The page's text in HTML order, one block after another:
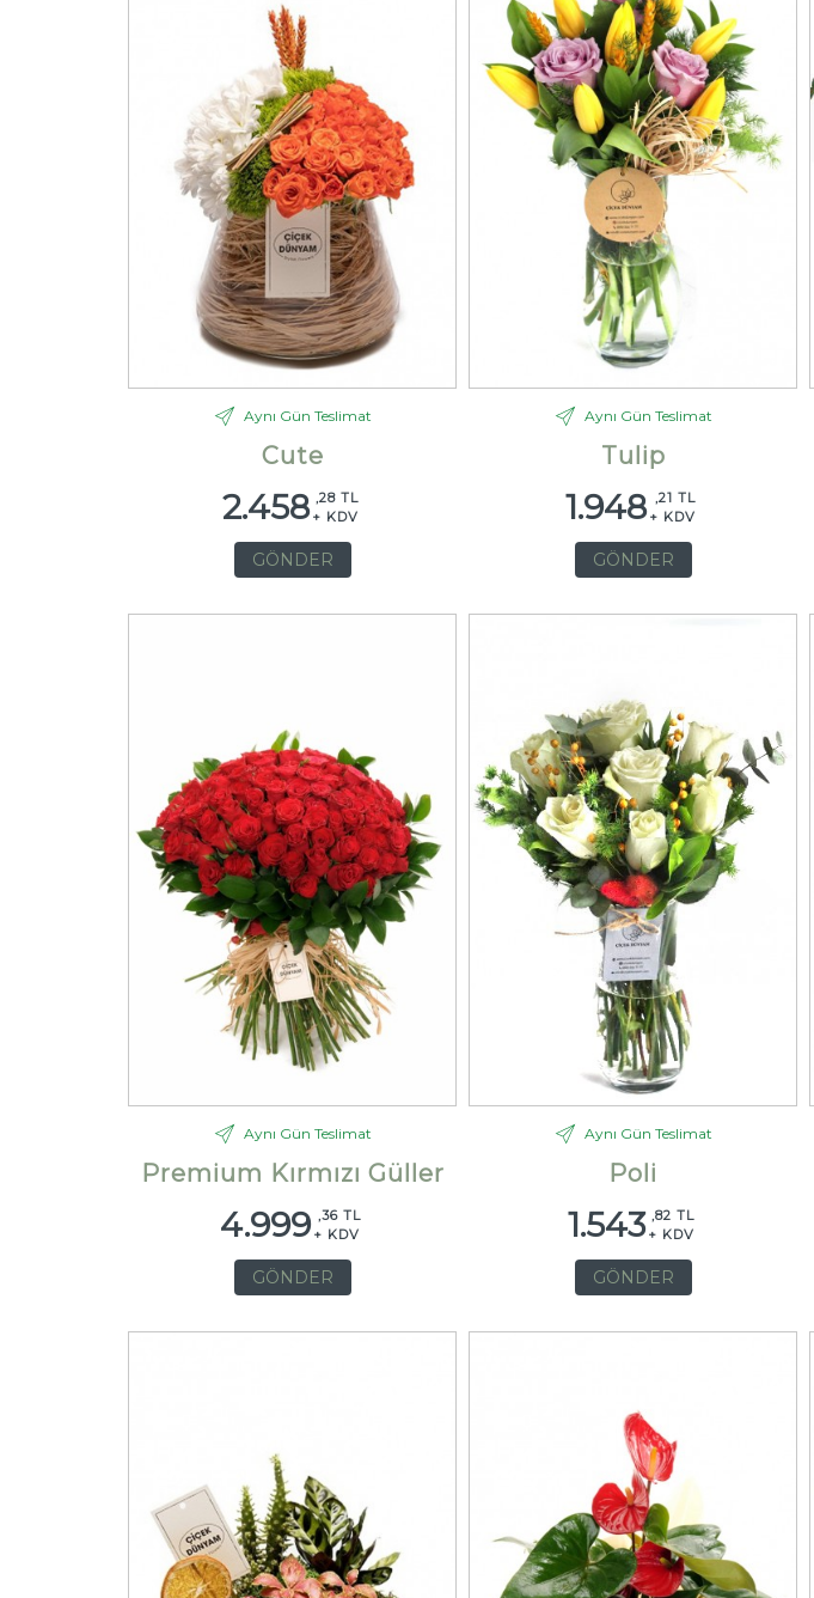
Aynı Gün Teslimat
Cute
2.458 ,28 TL
+ KDV
GÖNDER
Aynı Gün Teslimat
Tulip
1.948 ,21 TL
+ KDV
GÖNDER
Aynı Gün Teslimat
Premium Kırmızı Güller
4.999 ,36 TL
+ KDV
GÖNDER
Aynı Gün Teslimat
Poli
1.543 ,82 TL
+ KDV
GÖNDER